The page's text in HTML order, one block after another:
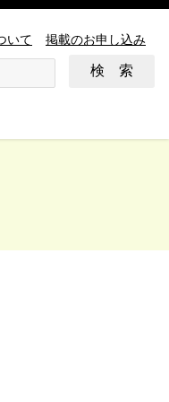
いて 掲載のお申し込み